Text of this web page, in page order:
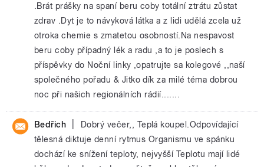
.Brát prášky na spaní beru coby totální ztrátu zůstat
zdrav .Dyt je to návyková látka a z lidi udělá zcela už
otroka chemie s zmatetou osobností.Na nespavost
beru coby případný lék a radu ,a to je poslech s
příspěvky do Noční linky ,opatrujte sa kolegové ,,naší
společného pořadu & Jitko dík za milé téma dobrou
noc při našich regionálních rádií.......
Bedřich
Dobrý večer,, Teplá koupel.Odpovídající
tělesná diktuje denní rytmus Organismu ve spánku
dochází ke snížení teploty, nejvyšší Teplotu mají lidé